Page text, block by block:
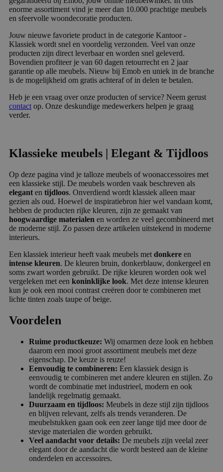
enorme assortiment vind je meer dan 10.000 prachtige meubels
en sfeervolle woondecoratie producten.
Jouw nieuwe favoriete product in de categorie Kantoor -
Klassiek wordt snel en voordelig verzonden. Veel van onze
producten zijn direct leverbaar en worden snel geleverd.
Bovendien profiteer je van 60 dagen retourrecht en 2 jaar
garantie op alle meubels. Nieuw bij Emob en uniek in de branche
is de mogelijkheid om gratis achteraf of in delen te betalen.
Heb je een vraag over onze producten of service? Neem gerust
contact op. Onze deskundige medewerkers helpen je graag
verder.
Klassieke meubels | Elegant & Tijdloos
Op deze pagina vind je talloze meubels of woonaccessoires met
een klassieke stijl. De meubels worden vaak beschreven als
elegant en tijdloos. Onverdiend wordt klassiek alleen maar
gezien als oud. Hoewel de inspiratiebron hier wel vandaan komt,
hebben de producten rijke kleuren, zijn ze gemaakt van
hoogwaardige materialen en worden ze veel gecombineerd met
de moderne stijl. Zo passen deze artikelen uitstekend in moderne
interieurs.
Een klassiek interieur heeft vaak meubels met donkere en
intense kleuren. De kleuren bruin, donkerblauw, donkergeel en
soms zwart worden gebruikt. De rijke kleuren worden ook wel
vergeleken met een koninklijke look. Met deze intense kleuren
kun je ook een mooi contrast creëren door te combineren met
lichte tinten zoals taupe of beige.
Voordelen
Ruime productkeuze: Wij omarmen deze look en hebben
daarom een mooi groot assortiment meubels met deze
eigenschap. De keuze is reuze!
Eenvoudig te combineren: Een klassiek design is
eenvoudig te combineren met andere kleuren en stijlen. Zo
wordt de combinatie met industrieel, modern en ook
landelijk regelmatig gemaakt.
Duurzaam en tijdloos: Meubels in deze stijl zijn tijdloos
en blijven relevant, zelfs als trends veranderen. De
meubelstukken gaan ook een zeer lange tijd mee door de
stevige materialen die worden gebruikt.
Veel aandacht voor details: De meubels zijn veelal zeer
elegant door de aandacht die wordt besteed aan de kleine
onderdelen en accessoires.